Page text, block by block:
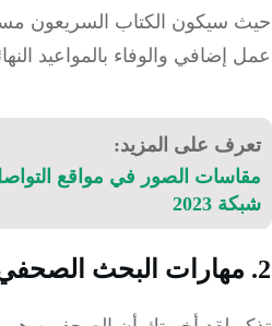
سيكون الكتاب السريعون
والوفاء بالمواعيد النهائية.
على المزيد:
الصور في مواقع التواصل
2023